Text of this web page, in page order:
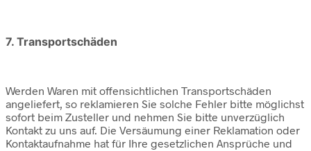
7. Transportschäden
Werden Waren mit offensichtlichen Transportschäden
angeliefert, so reklamieren Sie solche Fehler bitte möglichst
sofort beim Zusteller und nehmen Sie bitte unverzüglich
Kontakt zu uns auf. Die Versäumung einer Reklamation oder
Kontaktaufnahme hat für Ihre gesetzlichen Ansprüche und